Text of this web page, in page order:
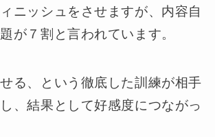
ニッシュをさせますが、内容自
が７割と言われています。
る、という徹底した訓練が相手
、結果として好感度につながっ